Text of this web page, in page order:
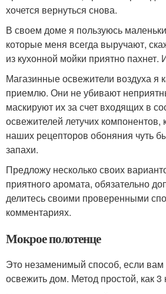
хочется вернуться снова.
В своем доме я пользуюсь
которые меня всегда выручают,
из кухонной мойки приятно пахнет.
Магазинные освежители воздуха я
приемлю. Они не убивают
маскируют их за счет входящих в
освежителей летучих компонентов,
наших рецепторов обоняния чуть
запахи.
Предложу несколько своих
приятного аромата, обязательно
делитесь своими проверенными
комментариях.
Мокрое полотенце
Это незаменимый способ, если
освежить дом. Метод простой, как 3